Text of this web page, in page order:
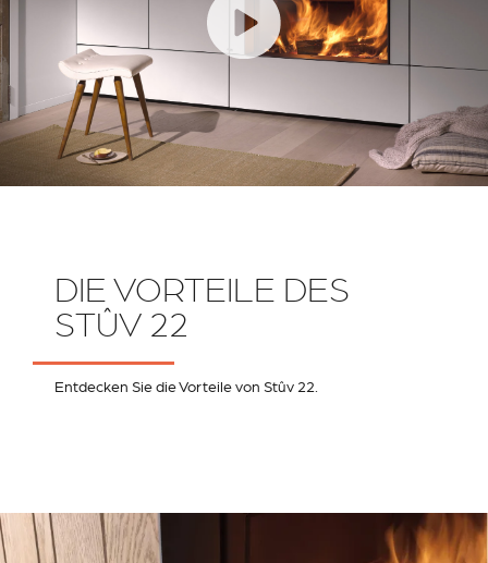
DIE VORTEILE DES
STÛV 22
Entdecken Sie die Vorteile von Stûv 22.